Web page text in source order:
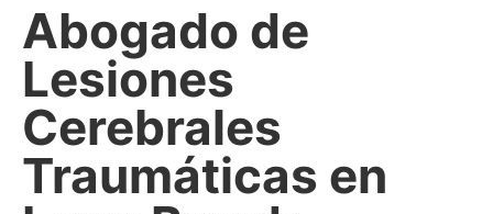
Abogado de
Lesiones
Cerebrales
Traumáticas en